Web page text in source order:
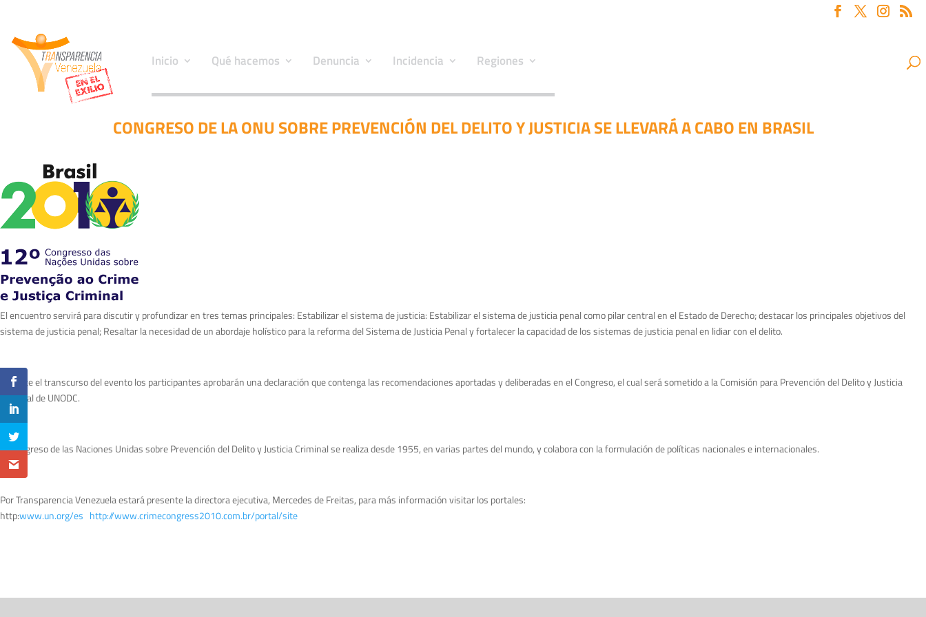
Inicio Qué hacemos Denuncia Incidencia Regiones
CONGRESO DE LA ONU SOBRE PREVENCIÓN DEL DELITO Y JUSTICIA SE LLEVARÁ A CABO EN BRASIL
El encuentro servirá para discutir y profundizar en tres temas principales: Estabilizar el sistema de justicia: Estabilizar el sistema de justicia penal como pilar central en el Estado de Derecho; destacar los principales objetivos del
sistema de justicia penal; Resaltar la necesidad de un abordaje holístico para la reforma del Sistema de Justicia Penal y fortalecer la capacidad de los sistemas de justicia penal en lidiar con el delito.
Durante el transcurso del evento los participantes aprobarán una declaración que contenga las recomendaciones aportadas y deliberadas en el Congreso, el cual será sometido a la Comisión para Prevención del Delito y Justicia
Criminal de UNODC.
El Congreso de las Naciones Unidas sobre Prevención del Delito y Justicia Criminal se realiza desde 1955, en varias partes del mundo, y colabora con la formulación de políticas nacionales e internacionales.
Por Transparencia Venezuela estará presente la directora ejecutiva, Mercedes de Freitas, para más información visitar los portales:
http:www.un.org/es http://www.crimecongress2010.com.br/portal/site